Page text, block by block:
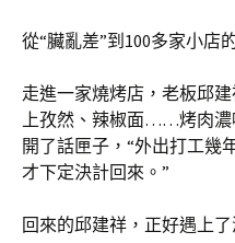
從“臟亂差”到100多家小店
走進一家燒烤店，老板邱
上孜然、辣椒面……烤肉濃
開了話匣子，“外出打工幾
才下定決計回來。”
回來的邱建祥，正好遇上